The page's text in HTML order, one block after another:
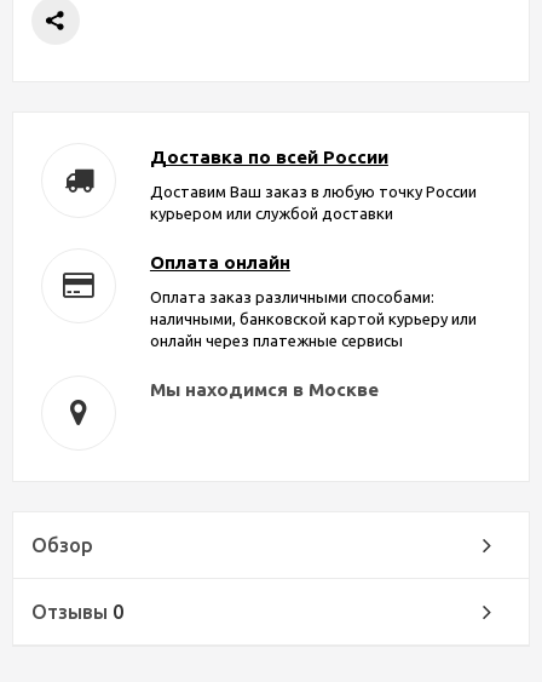
Доставка по всей России
Доставим Ваш заказ в любую точку России
курьером или службой доставки
Оплата онлайн
Оплата заказ различными способами:
наличными, банковской картой курьеру или
онлайн через платежные сервисы
Мы находимся в Москве
Обзор
Отзывы 0